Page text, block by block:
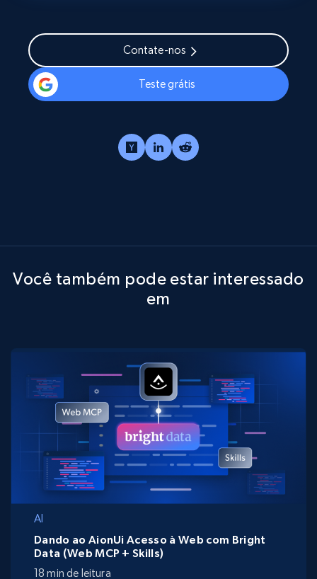
Contate-nos
Teste grátis
Você também pode estar interessado
em
AI
Dando ao AionUi Acesso à Web com Bright
Data (Web MCP + Skills)
18 min de leitura